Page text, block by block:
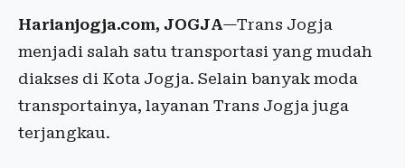
Harianjogja.com, JOGJA—Trans Jogja
menjadi salah satu transportasi yang mudah
diakses di Kota Jogja. Selain banyak moda
transportainya, layanan Trans Jogja juga
terjangkau.